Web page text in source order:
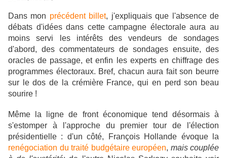
Dans mon précédent billet, j'expliquais que l'absence de
débats d'idées dans cette campagne électorale aura au
moins servi les intérêts des vendeurs de sondages
d'abord, des commentateurs de sondages ensuite, des
oracles de passage, et enfin
les experts en chiffrage des
programmes électoraux. Bref, chacun aura fait son beurre
sur le dos de la crémière France, qui en perd son beau
sourire !
Même la ligne de front économique tend désormais à
s'estomper à l'approche du premier tour de l'élection
présidentielle : d'un côté, François Hollande évoque la
renégociation du traité budgétaire européen, mais couplée